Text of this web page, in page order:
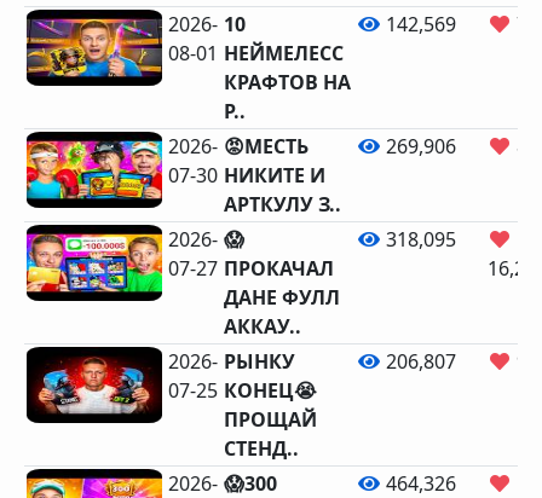
2026-
08-01
10
НЕЙМЕЛЕСС
КРАФТОВ НА
Р..
142,569
2026-
07-30
😡МЕСТЬ
НИКИТЕ И
АРТКУЛУ З..
269,906
2026-
07-27
😱
ПРОКАЧАЛ
ДАНЕ ФУЛЛ
АККАУ..
318,095
2026-
07-25
РЫНКУ
КОНЕЦ😭
ПРОЩАЙ
СТЕНД..
206,807
2026- 😱300
464,326